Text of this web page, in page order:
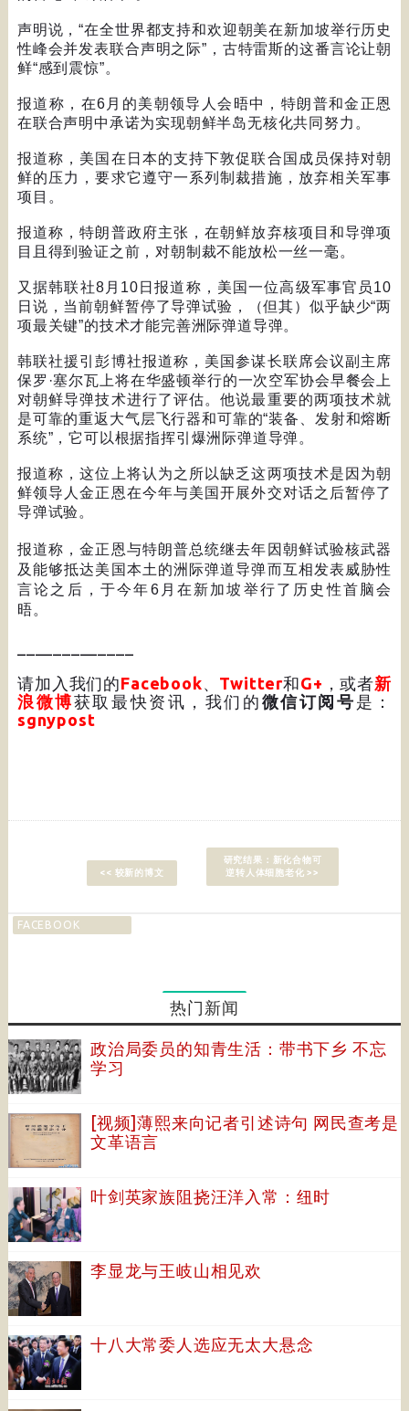
声明说，“在全世界都支持和欢迎朝美在新加坡举行历史
性峰会并发表联合声明之际” ，古特雷斯的这番言论让朝
鲜“感到震惊”。
报道称，在6 月的美朝领导人会晤中，特朗普和金正恩
在联合声明中承诺为实现朝鲜半岛无核化共同努力。
报道称，美国在日本的支持下敦促联合国成员保持对朝
鲜的压力，要求它遵守一系列制裁措施，放弃相关军事
项目。
报道称，特朗普政府主张，在朝鲜放弃核项目和导弹项
目且得到验证之前，对朝制裁不能放松一丝一毫。
又据韩联社8 月 10 日报道称，美国一位高级军事官员10
日说，当前朝鲜暂停了导弹试验，（但其）似乎缺少“两
项最关键”的技术才能完善洲际弹道导弹。
韩联社援引彭博社报道称，美国参谋长联席会议副主席
保罗 ·塞尔瓦上将在华盛顿举行的一次空军协会早餐会上
对朝鲜导弹技术进行了评估。他说最重要的两项技术就
是可靠的重返大气层飞行器和可靠的“装备、发射和熔断
系统” ，它可以根据指挥引爆洲际弹道导弹。
报道称，这位上将认为之所以缺乏这两项技术是因为朝
鲜领导人金正恩在今年与美国开展外交对话之后暂停了
导弹试验。
报道称，金正恩与特朗普总统继去年因朝鲜试验核武器
及能够抵达美国本土的洲际弹道导弹而互相发表威胁性
言论之后，于今年6 月在新加坡举行了历史性首脑会
晤。
请加入我们的Facebook、 Twitter和G+ ，或者新
浪微博获取最快资讯，我们的 微信订阅号 是：
sgnypost
<< 较新的博文
研究结果：新化合物可
逆转人体细胞老化 >>
FACEBOOK
热门新闻
政治局委员的知青生活：带书下乡 不忘
学习
[视频]薄熙来向记者引述诗句 网民查考是
文革语言
叶剑英家族阻挠汪洋入常：纽时
李显龙与王岐山相见欢
十八大常委人选应无太大悬念